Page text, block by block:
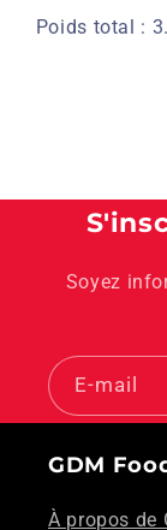
Poids total :
Soyez
E-mail
GDM
À propos de